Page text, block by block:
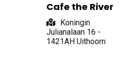
Cafe the River
Koningin
Julianalaan 16 -
1421AH Uithoorn